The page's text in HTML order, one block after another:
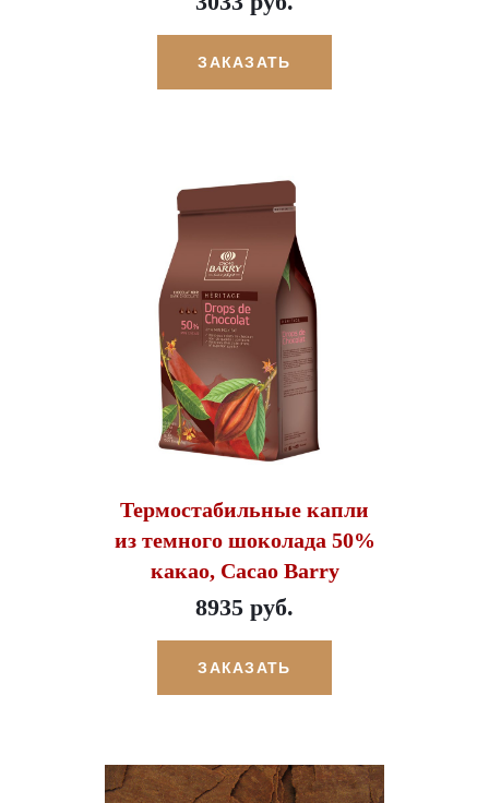
ЗАКАЗАТЬ
Термостабильные капли
из темного шоколада 50%
какао, Cacao Barry
8935 руб.
ЗАКАЗАТЬ